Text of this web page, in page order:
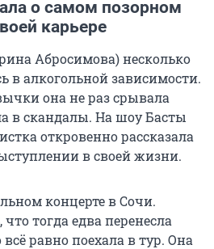
о самом позорном
карьере
Абросимова) несколько
в алкогольной зависимости.
она не раз срывала
в скандалы. На шоу Басты
откровенно рассказала
в своей жизни.
концерте в Сочи.
тогда едва перенесла
равно поехала в тур. Она